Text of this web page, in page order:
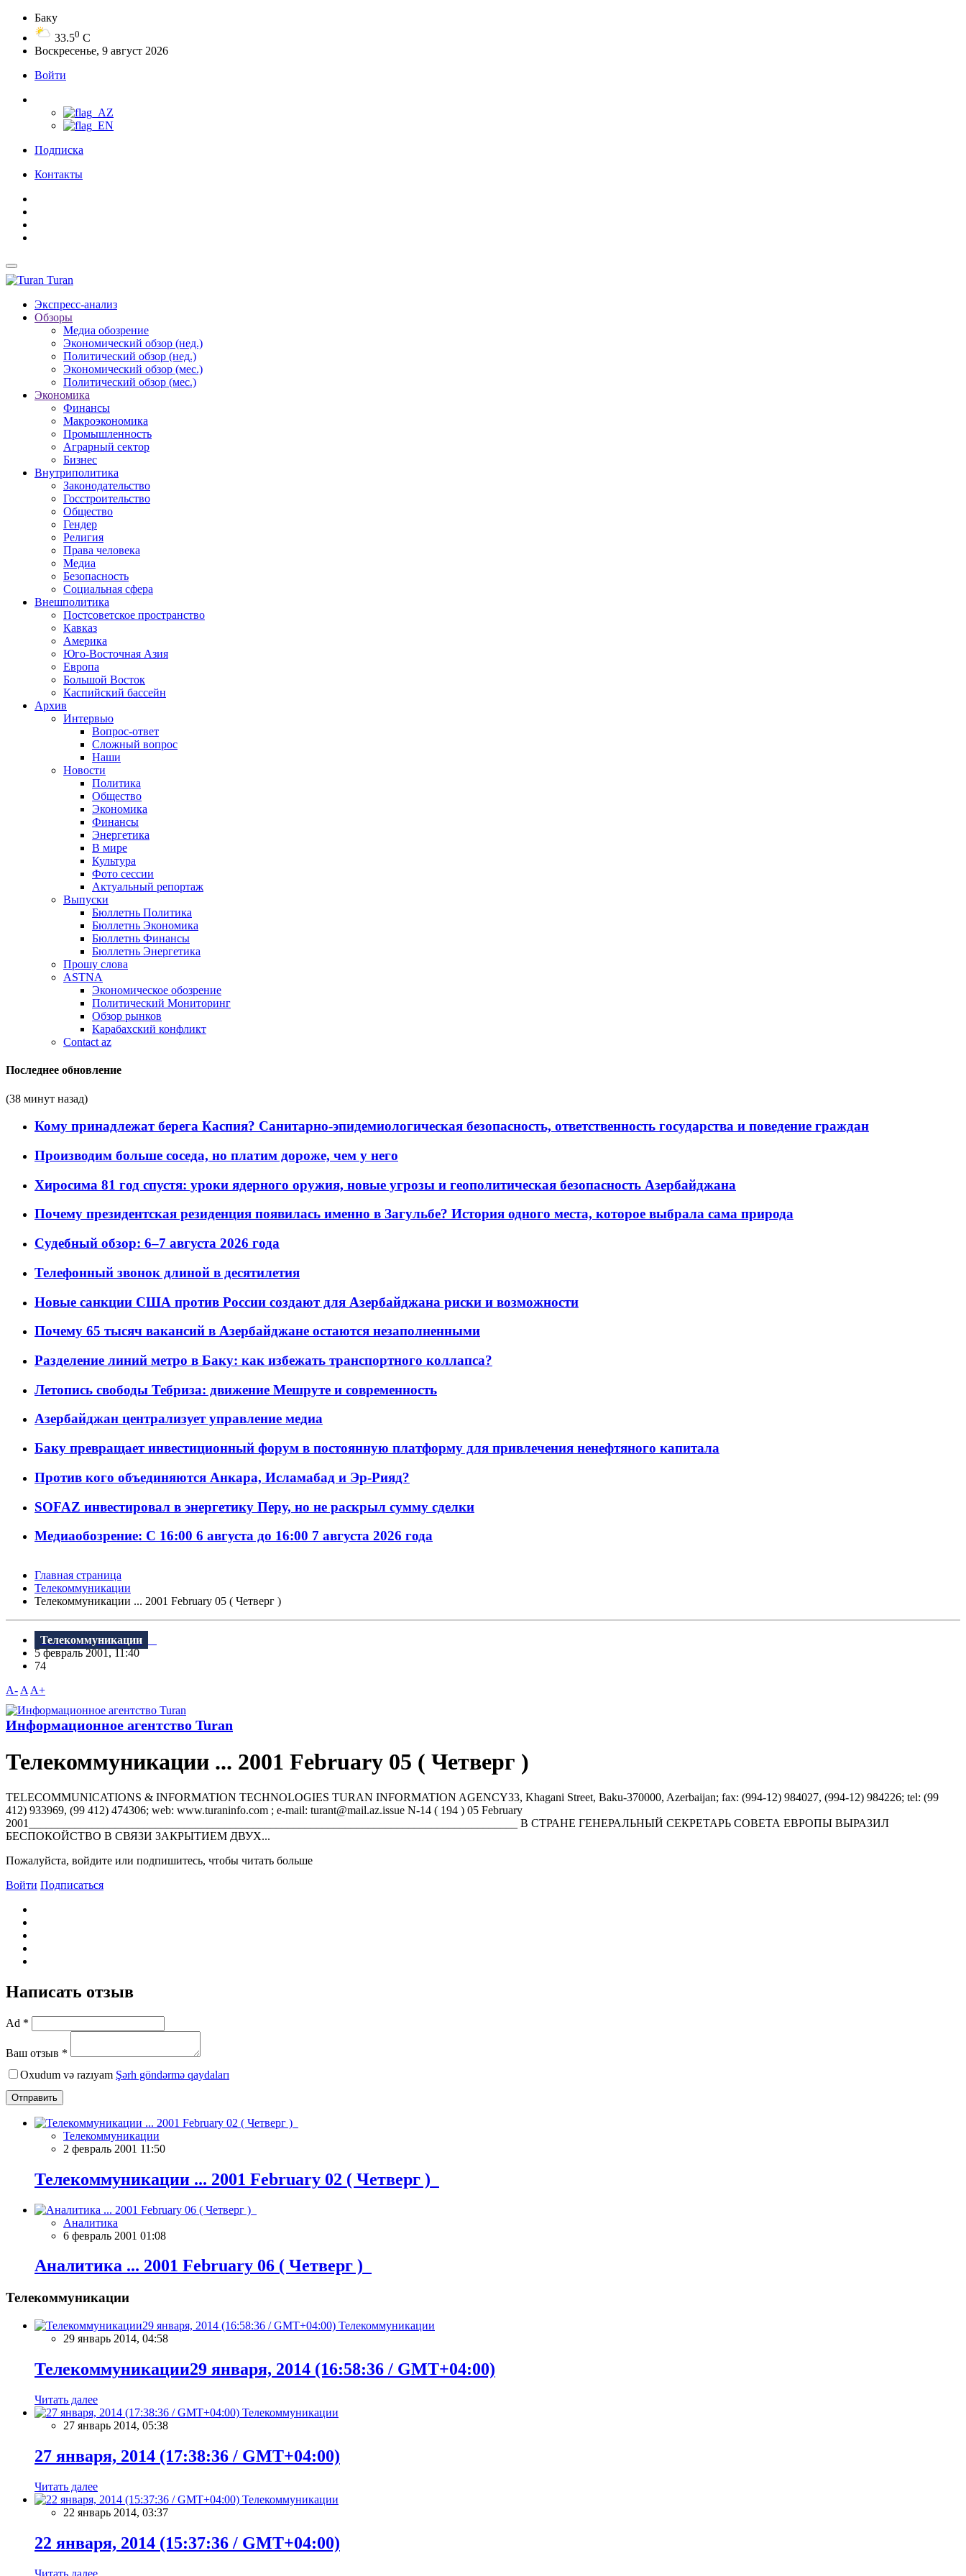
Баку
33.50 C
Воскресенье, 9 август 2026
Войти
Подписка
Контакты
Turan
Экспресс-анализ
Обзоры
Медиа обозрение
Экономический обзор (нед.)
Политический обзор (нед.)
Экономический обзор (мес.)
Политический обзор (мес.)
Экономика
Финансы
Макроэкономика
Промышленность
Аграрный сектор
Бизнес
Внутриполитика
Законодательство
Госстроительство
Общество
Гендер
Религия
Права человека
Медиа
Безопасность
Социальная сфера
Внешполитика
Постсоветское пространство
Кавказ
Америка
Юго-Восточная Азия
Европа
Большой Восток
Каспийский бассейн
Архив
Интервью
Вопрос-ответ
Сложный вопрос
Наши
Новости
Политика
Общество
Экономика
Финансы
Энергетика
В мире
Культура
Фото сессии
Актуальный репортаж
Выпуски
Бюллетнь Политика
Бюллетнь Экономика
Бюллетнь Финансы
Бюллетнь Энергетика
Прошу слова
ASTNA
Экономическое обозрение
Политический Мониторинг
Обзор рынков
Карабахский конфликт
Contact az
Последнее обновление
(38 минут назад)
Кому принадлежат берега Каспия? Санитарно-эпидемиологическая безопасность, ответственность государства и поведение граждан
Производим больше соседа, но платим дороже, чем у него
Хиросима 81 год спустя: уроки ядерного оружия, новые угрозы и геополитическая безопасность Азербайджана
Почему президентская резиденция появилась именно в Загульбе? История одного места, которое выбрала сама природа
Судебный обзор: 6–7 августа 2026 года
Телефонный звонок длиной в десятилетия
Новые санкции США против России создают для Азербайджана риски и возможности
Почему 65 тысяч вакансий в Азербайджане остаются незаполненными
Разделение линий метро в Баку: как избежать транспортного коллапса?
Летопись свободы Тебриза: движение Мешруте и современность
Азербайджан централизует управление медиа
Баку превращает инвестиционный форум в постоянную платформу для привлечения ненефтяного капитала
Против кого объединяются Анкара, Исламабад и Эр-Рияд?
SOFAZ инвестировал в энергетику Перу, но не раскрыл сумму сделки
Медиаобозрение: С 16:00 6 августа до 16:00 7 августа 2026 года
Главная страница
Телекоммуникации
Телекоммуникации ... 2001 February 05 ( Четверг )
Телекоммуникации
5 февраль 2001, 11:40
74
A- A A+
Информационное агентство Turan
Телекоммуникации ... 2001 February 05 ( Четверг )
TELECOMMUNICATIONS & INFORMATION TECHNOLOGIES TURAN INFORMATION AGENCY33, Khagani Street, Baku-370000, Azerbaijan; fax: (994-12) 984027, (994-12) 984226; tel: (99
412) 933969, (99 412) 474306; web: www.turaninfo.com ; e-mail: turant@mail.az.issue N-14 ( 194 ) 05 February
2001_____________________________________________________________________________________ В СТРАНЕ ГЕHЕРАЛЬHЫЙ СЕКРЕТАРЬ СОВЕТА ЕВРОПЫ ВЫРАЗИЛ
БЕСПОКОЙСТВО В СВЯЗИ ЗАКРЫТИЕМ ДВУХ...
Пожалуйста, войдите или подпишитесь, чтобы читать больше
Войти Подписаться
Написать отзыв
Ad *
Ваш отзыв *
Oxudum və razıyam Şərh göndərmə qaydaları
Отправить
Телекоммуникации
2 февраль 2001 11:50
Телекоммуникации ... 2001 February 02 ( Четверг )
Аналитика
6 февраль 2001 01:08
Аналитика ... 2001 February 06 ( Четверг )
Телекоммуникации
Телекоммуникации
29 январь 2014, 04:58
Телекоммуникации29 января, 2014 (16:58:36 / GMT+04:00)
Читать далее
Телекоммуникации
27 январь 2014, 05:38
27 января, 2014 (17:38:36 / GMT+04:00)
Читать далее
Телекоммуникации
22 январь 2014, 03:37
22 января, 2014 (15:37:36 / GMT+04:00)
Читать далее